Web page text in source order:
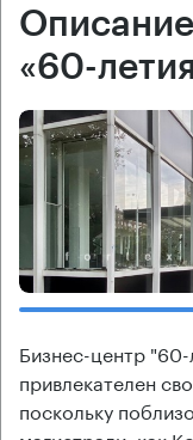
«60-
Бизнес-центр
привлекателен
поскольку